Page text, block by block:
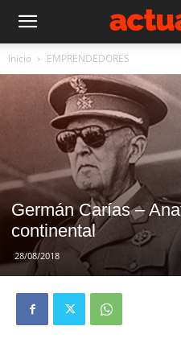
Inicio EMPRENDEDORES
Germán Carías –
continental
28/08/2018